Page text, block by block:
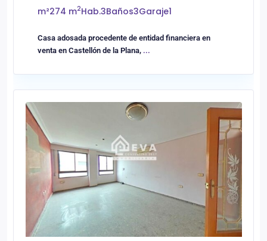
m²274 m2Hab.3Baños3Garaje1
Casa adosada procedente de entidad financiera en
venta en Castellón de la Plana, ...
0 Vilareal